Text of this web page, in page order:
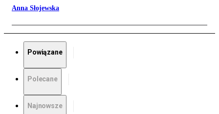
Anna Słojewska
Powiązane
Polecane
Najnowsze